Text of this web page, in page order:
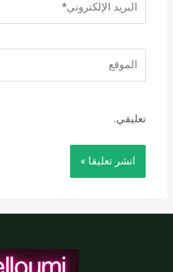
الإلكتروني*
تعليقي.